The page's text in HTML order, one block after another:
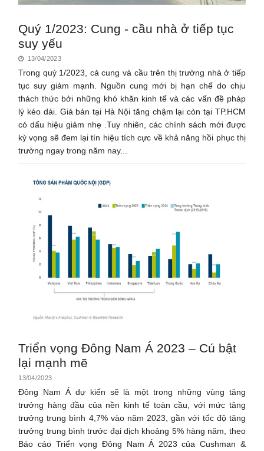
Quý 1/2023: Cung - cầu nhà ở tiếp tục
suy yếu
13/04/2023
Trong quý 1/2023, cả cung và cầu trên thị trường nhà ở tiếp
tục suy giảm mạnh. Nguồn cung mới bị hạn chế do chịu
thách thức bởi những khó khăn kinh tế và các vấn đề pháp
lý kéo dài. Giá bán tại Hà Nội tăng chậm lại còn tại TP.HCM
có dấu hiệu giảm nhẹ .Tuy nhiên, các chính sách mới được
kỳ vọng sẽ đem lại tín hiệu tích cực về khả năng hồi phục thị
trường ngay trong năm nay...
Triển vọng Đông Nam Á 2023 – Cú bật
lại mạnh mẽ
13/04/2023
Đông Nam Á dự kiến ​​sẽ là một trong những vùng tăng
trưởng hàng đầu của nền kinh tế toàn cầu, với mức tăng
trưởng trung bình 4,7% vào năm 2023, gần với tốc độ tăng
trưởng trung bình trước đại dịch khoảng 5% hàng năm, theo
Báo cáo Triển vọng Đông Nam Á 2023 của Cushman &